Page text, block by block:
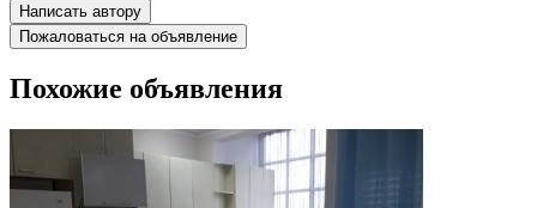
Написать автору
Пожаловаться на объявление
Похожие объявления